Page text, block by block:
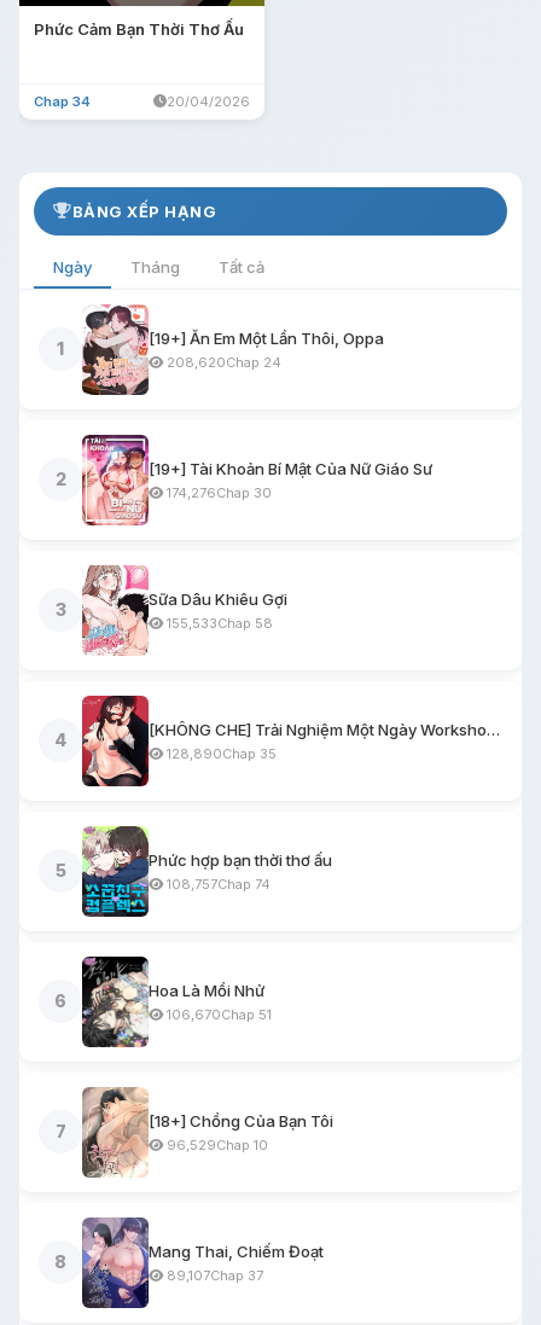
Phức Cảm Bạn Thời Thơ Ấu
Chap 34 20/04/2026
BẢNG XẾP HẠNG
Ngày Tháng Tất cả
1
[19+] Ăn Em Một Lần Thôi, Oppa
208,620Chap 24
2
[19+] Tài Khoản Bí Mật Của Nữ Giáo Sư
174,276Chap 30
3
Sữa Dâu Khiêu Gợi
155,533Chap 58
4
[KHÔNG CHE] Trải Nghiệm Một Ngày Workshop BDSM
128,890Chap 35
5
Phức hợp bạn thời thơ ấu
108,757Chap 74
6
Hoa Là Mồi Nhử
106,670Chap 51
7
[18+] Chồng Của Bạn Tôi
96,529Chap 10
8
Mang Thai, Chiếm Đoạt
89,107Chap 37